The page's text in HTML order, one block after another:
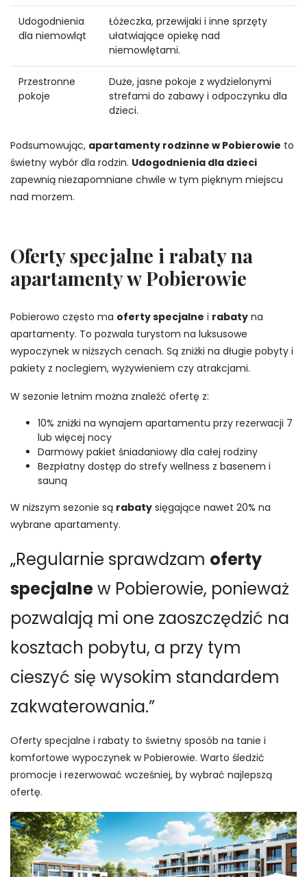
Udogodnienia
dla niemowląt
Łóżeczka, przewijaki i inne sprzęty
ułatwiające opiekę nad
niemowlętami.
Przestronne
pokoje
Duże, jasne pokoje z wydzielonymi
strefami do zabawy i odpoczynku dla
dzieci.
Podsumowując, apartamenty rodzinne w Pobierowie to
świetny wybór dla rodzin. Udogodnienia dla dzieci
zapewnią niezapomniane chwile w tym pięknym miejscu
nad morzem.
Oferty specjalne i rabaty na
apartamenty w Pobierowie
Pobierowo często ma oferty specjalne i rabaty na
apartamenty. To pozwala turystom na luksusowe
wypoczynek w niższych cenach. Są zniżki na długie pobyty i
pakiety z noclegiem, wyżywieniem czy atrakcjami.
W sezonie letnim można znaleźć ofertę z:
10% zniżki na wynajem apartamentu przy rezerwacji 7
lub więcej nocy
Darmowy pakiet śniadaniowy dla całej rodziny
Bezpłatny dostęp do strefy wellness z basenem i
sauną
W niższym sezonie są rabaty sięgające nawet 20% na
wybrane apartamenty.
„Regularnie sprawdzam oferty
specjalnew Pobierowie, ponieważ
pozwalają mi one zaoszczędzić na
kosztach pobytu, a przy tym
cieszyć się wysokim standardem
zakwaterowania.”
Oferty specjalne i rabaty to świetny sposób na tanie i
komfortowe wypoczynek w Pobierowie. Warto śledzić
promocje i rezerwować wcześniej, by wybrać najlepszą
ofertę.